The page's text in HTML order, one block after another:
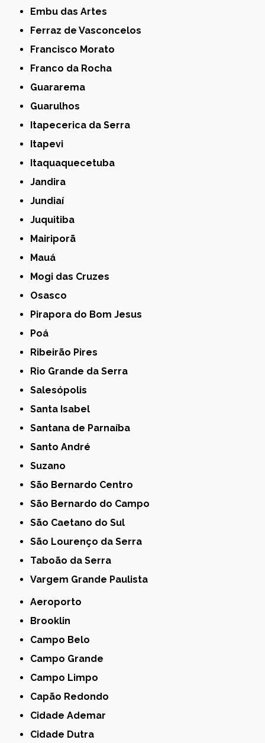
Embu das Artes
Ferraz de Vasconcelos
Francisco Morato
Franco da Rocha
Guararema
Guarulhos
Itapecerica da Serra
Itapevi
Itaquaquecetuba
Jandira
Jundiaí
Juquitiba
Mairiporã
Mauá
Mogi das Cruzes
Osasco
Pirapora do Bom Jesus
Poá
Ribeirão Pires
Rio Grande da Serra
Salesópolis
Santa Isabel
Santana de Parnaíba
Santo André
Suzano
São Bernardo Centro
São Bernardo do Campo
São Caetano do Sul
São Lourenço da Serra
Taboão da Serra
Vargem Grande Paulista
Aeroporto
Brooklin
Campo Belo
Campo Grande
Campo Limpo
Capão Redondo
Cidade Ademar
Cidade Dutra